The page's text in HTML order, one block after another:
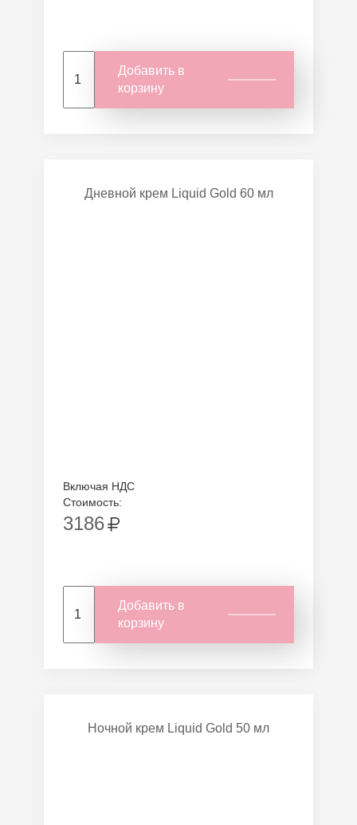
Добавить в
корзину
Дневной крем Liquid Gold 60 мл
Включая НДС
Стоимость:
3186
Добавить в
корзину
Ночной крем Liquid Gold 50 мл